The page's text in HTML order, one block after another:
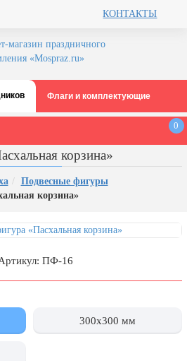
КОНТАКТЫ
в
суббота
Флаги и комплектующие
0
корзина»
Подвесные фигуры
корзина»
ПФ-16
300x300 мм